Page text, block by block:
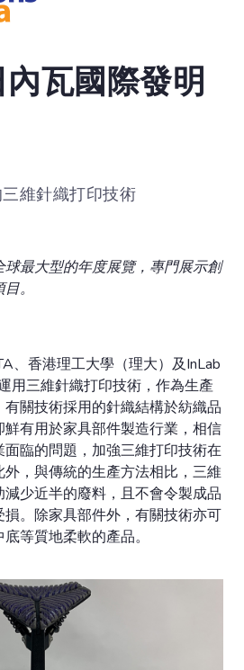
瓦國際發明
維針織打印技術
最大型的年度展覽，專門展示創
。
、香港理工大學（理大）及InLab
用三維針織打印技術，作為生產
關技術採用的針織結構於紡織品
有用於家具部件製造行業，相信
臨的問題，加強三維打印技術在
，與傳統的生產方法相比，三維
少近半的廢料，且不會令製成品
。除家具部件外，有關技術亦可
等質地柔軟的產品。